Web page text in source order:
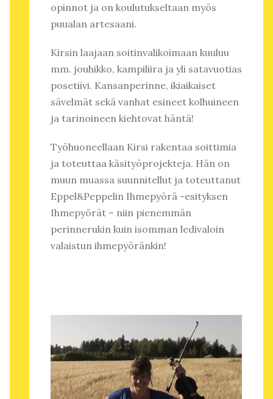
opinnot ja on koulutukseltaan myös
puualan artesaani.
Kirsin laajaan soitinvalikoimaan kuuluu
mm. jouhikko, kampiliira ja yli satavuotias
posetiivi. Kansanperinne, ikiaikaiset
sävelmät sekä vanhat esineet kolhuineen
ja tarinoineen kiehtovat häntä!
Työhuoneellaan Kirsi rakentaa soittimia
ja toteuttaa käsityöprojekteja. Hän on
muun muassa suunnitellut ja toteuttanut
Eppel&Peppelin Ihmepyörä -esityksen
Ihmepyörät – niin pienemmän
perinnerukin kuin isomman ledivaloin
valaistun ihmepyöränkin!